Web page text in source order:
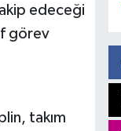
edeceği
görev
takım